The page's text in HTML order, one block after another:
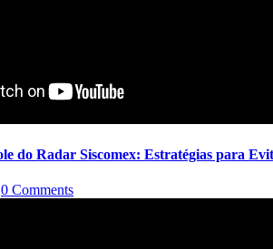
do Radar Siscomex: Estratégias para
0 Comments